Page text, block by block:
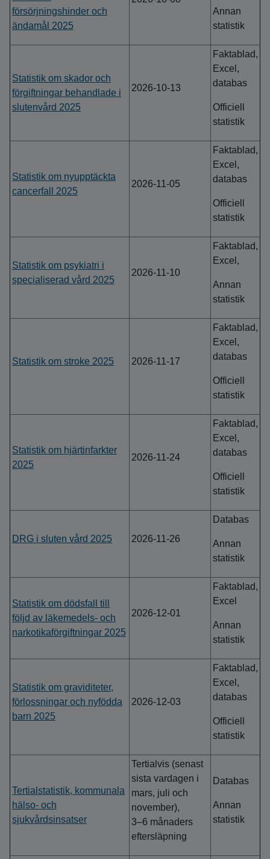
försörjningshinder och
ändamål 2025
Annan
statistik
Statistik om skador och
förgiftningar behandlade i
slutenvård 2025
2026-10-13
Faktablad,
Excel,
databas
Officiell
statistik
Statistik om nyupptäckta
cancerfall 2025
2026-11-05
Faktablad,
Excel,
databas
Officiell
statistik
Statistik om psykiatri i
specialiserad vård 2025
2026-11-10
Faktablad,
Excel,
Annan
statistik
Statistik om stroke 2025 2026-11-17
Faktablad,
Excel,
databas
Officiell
statistik
Statistik om hjärtinfarkter
2025
2026-11-24
Faktablad,
Excel,
databas
Officiell
statistik
DRG i sluten vård 2025 2026-11-26
Databas
Annan
statistik
Statistik om dödsfall till
följd av läkemedels- och
narkotikaförgiftningar 2025
2026-12-01
Faktablad,
Excel
Annan
statistik
Statistik om graviditeter,
förlossningar och nyfödda
barn 2025
2026-12-03
Faktablad,
Excel,
databas
Officiell
statistik
Tertialstatistik, kommunala
hälso- och
sjukvårdsinsatser
Tertialvis (senast
sista vardagen i
mars, juli och
november),
3–6 månaders
eftersläpning
Databas
Annan
statistik